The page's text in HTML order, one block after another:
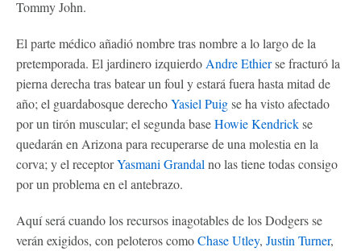
Tommy John.
El parte médico añadió nombre tras nombre a lo largo de la
pretemporada. El jardinero izquierdo Andre Ethierse fracturó la
pierna derecha tras batear un foul y estará fuera hasta mitad de
año; el guardabosque derechoYasiel Puigse ha visto afectado
por un tirón muscular; el segunda baseHowie Kendrickse
quedarán en Arizona para recuperarse de una molestia en la
corva; y el receptorYasmani Grandal no las tiene todas consigo
por un problema en el antebrazo.
Aquí será cuando los recursos inagotables de los Dodgers se
verán exigidos, con peloteros comoChase Utley, Justin Turner,